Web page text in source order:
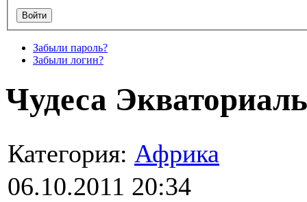
Забыли пароль?
Забыли логин?
Чудеса
Категория: Африка
06.10.2011 20:34